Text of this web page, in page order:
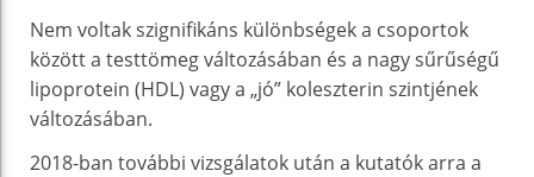
Nem voltak szignifikáns különbségek a csoportok
között a testtömeg változásában és a nagy sűrűségű
lipoprotein (HDL) vagy a „jó” koleszterin szintjének
változásában.
2018-ban további vizsgálatok után a kutatók arra a